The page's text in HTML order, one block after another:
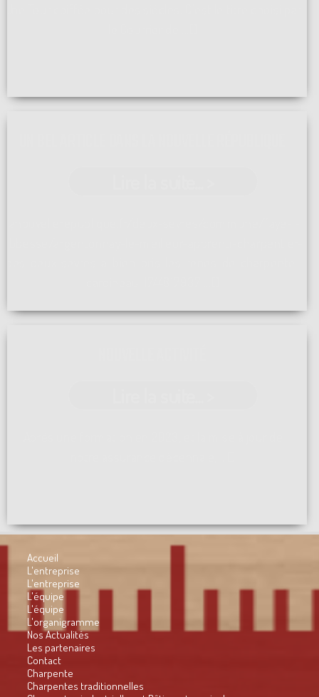
Accueil
L'entreprise
L'entreprise
L'équipe
L'équipe
L'organigramme
Nos Actualités
Les partenaires
Contact
Charpente
Charpentes traditionnelles